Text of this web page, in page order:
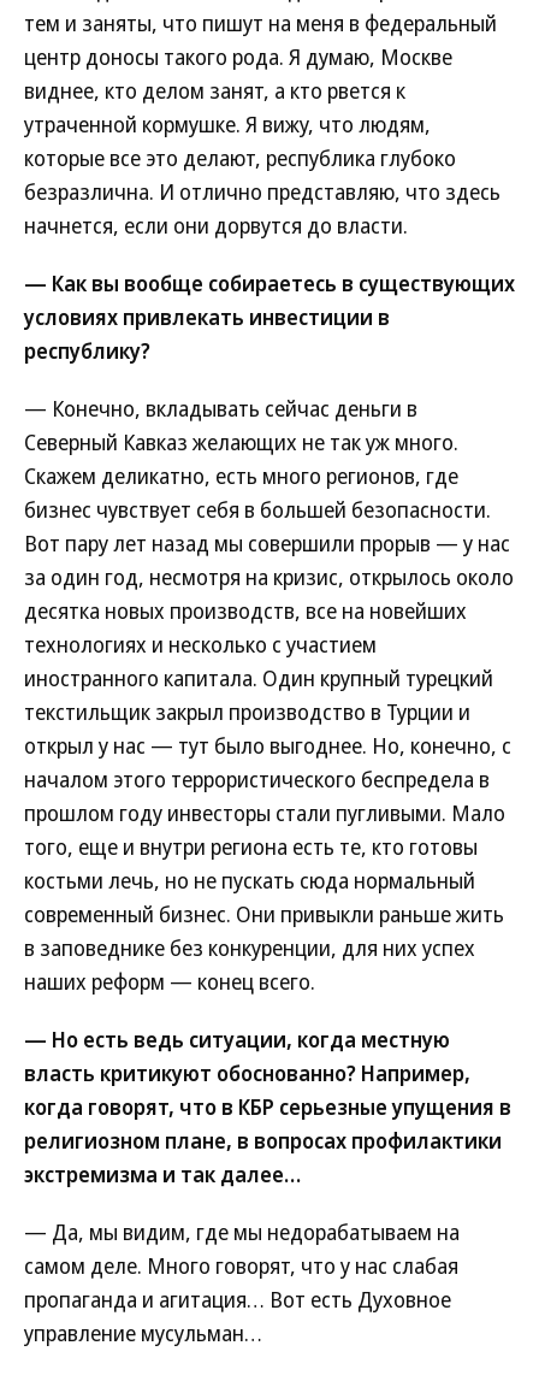
тем и заняты, что пишут на меня в федеральный
центр доносы такого рода. Я думаю, Москве
виднее, кто делом занят, а кто рвется к
утраченной кормушке. Я вижу, что людям,
которые все это делают, республика глубоко
безразлична. И отлично представляю, что здесь
начнется, если они дорвутся до власти.
— Как вы вообще собираетесь в существующих
условиях привлекать инвестиции в
республику?
— Конечно, вкладывать сейчас деньги в
Северный Кавказ желающих не так уж много.
Скажем деликатно, есть много регионов, где
бизнес чувствует себя в большей безопасности.
Вот пару лет назад мы совершили прорыв — у нас
за один год, несмотря на кризис, открылось около
десятка новых производств, все на новейших
технологиях и несколько с участием
иностранного капитала. Один крупный турецкий
текстильщик закрыл производство в Турции и
открыл у нас — тут было выгоднее. Но, конечно, с
началом этого террористического беспредела в
прошлом году инвесторы стали пугливыми. Мало
того, еще и внутри региона есть те, кто готовы
костьми лечь, но не пускать сюда нормальный
современный бизнес. Они привыкли раньше жить
в заповеднике без конкуренции, для них успех
наших реформ — конец всего.
— Но есть ведь ситуации, когда местную
власть критикуют обоснованно? Например,
когда говорят, что в КБР серьезные упущения в
религиозном плане, в вопросах профилактики
экстремизма и так далее…
— Да, мы видим, где мы недорабатываем на
самом деле. Много говорят, что у нас слабая
пропаганда и агитация… Вот есть Духовное
управление мусульман…